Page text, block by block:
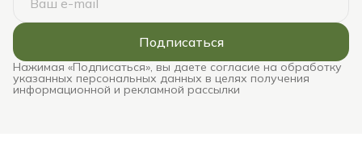
Подписаться
Нажимая «Подписаться», вы даете согласие на обработку
указанных персональных данных в целях получения
информационной и рекламной рассылки